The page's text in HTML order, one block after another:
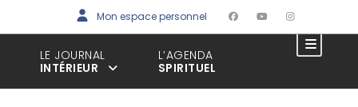
Mon espace personnel
LE JOURNAL
INTÉRIEUR
L’AGENDA
SPIRITUEL